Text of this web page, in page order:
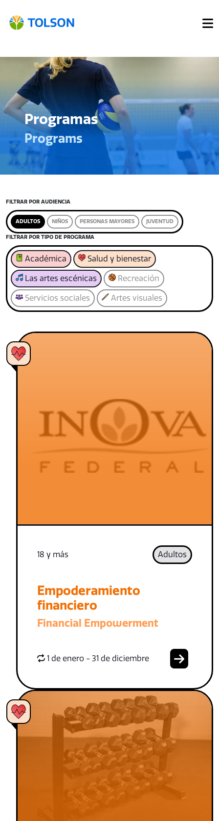
Programas
Programs
FILTRAR POR AUDIENCIA
ADULTOS NIÑOS PERSONAS MAYORES JUVENTUD
FILTRAR POR TIPO DE PROGRAMA
Académica Salud y bienestar
Las artes escénicas Recreación
Servicios sociales Artes visuales
18 y más Adultos
Empoderamiento
financiero
Financial Empowerment
1 de enero - 31 de diciembre